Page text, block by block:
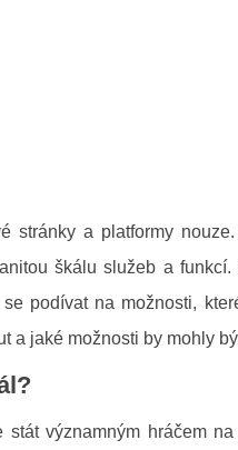
stránky a platformy
škálu služeb a
podívat na možnosti,
a jaké možnosti by mohly
významným hráčem